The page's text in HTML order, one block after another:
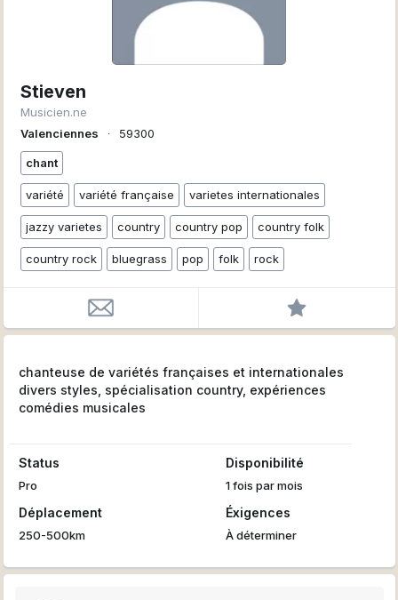
Stieven
Musicien.ne
Valenciennes
∙ 59300
chant
variété variété française varietes internationales
jazzy varietes country country pop country folk
country rock bluegrass pop folk rock
chanteuse de variétés françaises et internationales
divers styles, spécialisation country, expériences
comédies musicales
Status
Pro
Disponibilité
1 fois par mois
Déplacement
250-500km
Éxigences
À déterminer